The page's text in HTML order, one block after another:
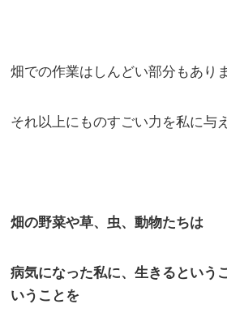
畑での作業はしんどい部分もあり
それ以上にものすごい力を私に与
畑の野菜や草、虫、動物たちは
病気になった私に、生きるという
いうことを